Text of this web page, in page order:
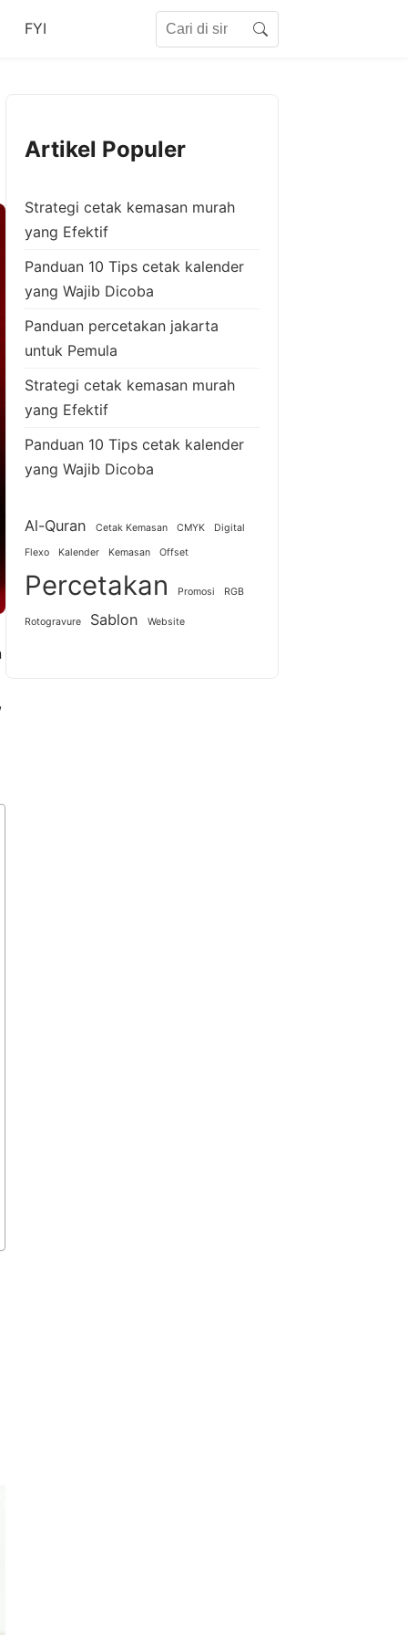
FYI Search
Artikel Populer
Strategi cetak kemasan murah
yang Efektif
Panduan 10 Tips cetak kalender
yang Wajib Dicoba
Panduan percetakan jakarta
untuk Pemula
Strategi cetak kemasan murah
yang Efektif
Panduan 10 Tips cetak kalender
yang Wajib Dicoba
Al-Quran Cetak Kemasan CMYK Digital
Flexo Kalender Kemasan Offset
Percetakan Promosi RGB
Rotogravure Sablon Website